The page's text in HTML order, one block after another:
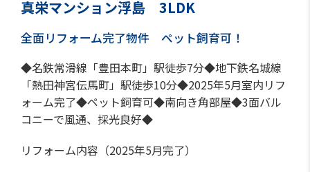
真栄マンション浮島 3LDK
全面リフォーム完了物件 ペット飼育可！
◆名鉄常滑線「豊田本町」駅徒歩7分◆地下鉄名城線
「熱田神宮伝馬町」駅徒歩10分◆2025年5月室内リフ
ォーム完了◆ペット飼育可◆南向き角部屋◆3面バル
コニーで風通、採光良好◆
リフォーム内容（2025年5月完了）